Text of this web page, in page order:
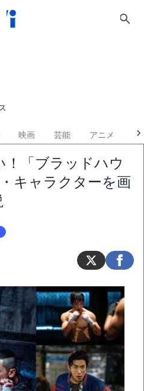
映画 芸能 アニメ
！「ブラッドハウ
キャラクターを画